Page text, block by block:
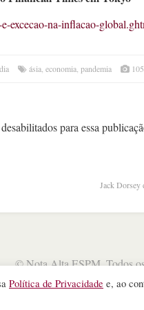
excecao-na-inflacao-
ásia economia pandemia
para essa
Jack Dorsey
©Nota Alta ESPM. Todos
WordPress Theme
Política de Privacidade e, ao